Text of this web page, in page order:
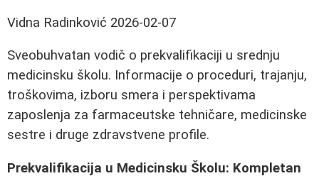
Vidna Radinković 2026-02-07
Sveobuhvatan vodič o prekvalifikaciji u srednju
medicinsku školu. Informacije o proceduri, trajanju,
troškovima, izboru smera i perspektivama
zaposlenja za farmaceutske tehničare, medicinske
sestre i druge zdravstvene profile.
Prekvalifikacija u Medicinsku Školu: Kompletan